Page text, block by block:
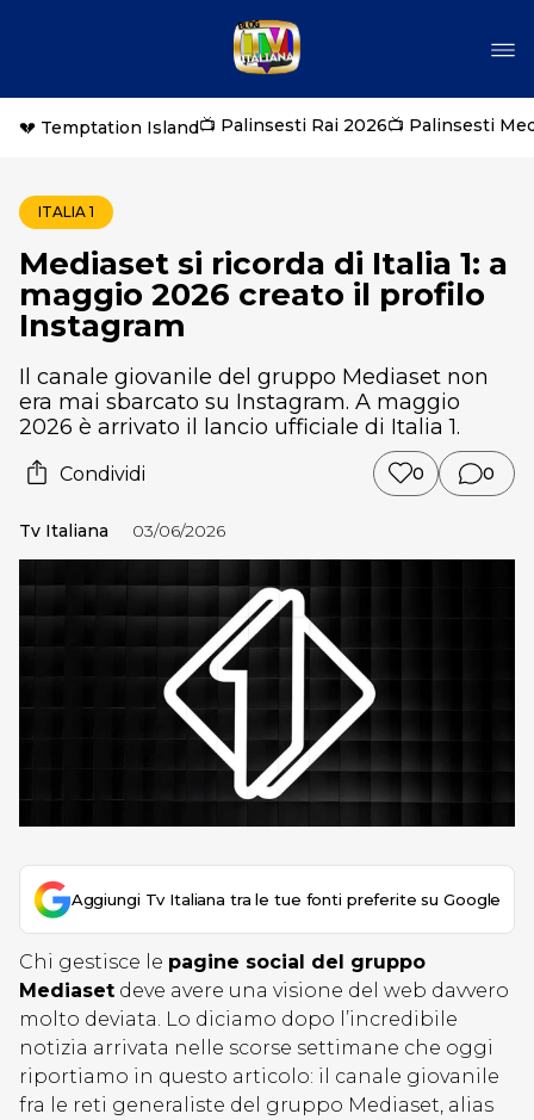
💔 Temptation Island📺 Palinsesti Rai 2026📺 Palinsesti
ITALIA 1
Mediaset si ricorda di Italia 1: a
maggio 2026 creato il profilo
Instagram
Il canale giovanile del gruppo Mediaset non
era mai sbarcato su Instagram. A maggio
2026 è arrivato il lancio ufficiale di Italia 1.
Condividi 0 0
Tv Italiana 03/06/2026
Aggiungi Tv Italiana tra le tue fonti preferite su Google
Chi gestisce le pagine social del gruppo
Mediaset deve avere una visione del web davvero
molto deviata. Lo diciamo dopo l’incredibile
notizia arrivata nelle scorse settimane che oggi
riportiamo in questo articolo: il canale giovanile
fra le reti generaliste del gruppo Mediaset, alias